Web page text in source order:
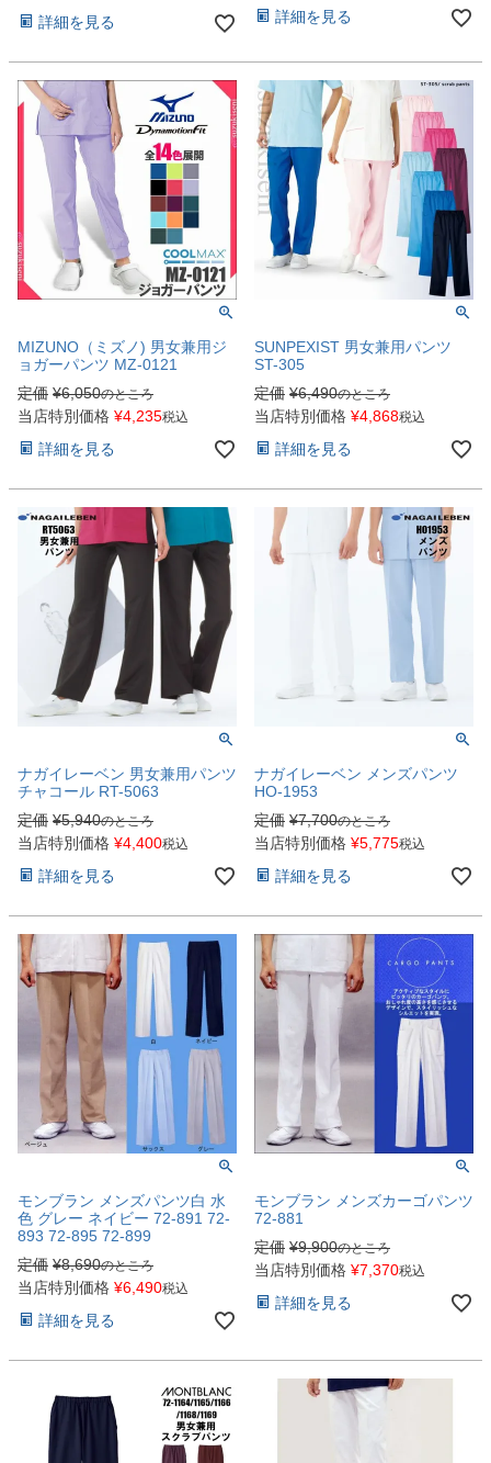
詳細を見る 詳細を見る
MIZUNO（ミズノ) 男女兼用ジ
ョガーパンツ MZ-0121
定価 ¥6,050のところ
当店特別価格 ¥4,235税込
詳細を見る
SUNPEXIST 男女兼用パンツ
ST-305
定価 ¥6,490のところ
当店特別価格 ¥4,868税込
詳細を見る
ナガイレーベン 男女兼用パンツ
チャコール RT-5063
定価 ¥5,940のところ
当店特別価格 ¥4,400税込
詳細を見る
ナガイレーベン メンズパンツ
HO-1953
定価 ¥7,700のところ
当店特別価格 ¥5,775税込
詳細を見る
モンブラン メンズパンツ白 水
色 グレー ネイビー 72-891 72-
893 72-895 72-899
定価 ¥8,690のところ
当店特別価格 ¥6,490税込
詳細を見る
モンブラン メンズカーゴパンツ
72-881
定価 ¥9,900のところ
当店特別価格 ¥7,370税込
詳細を見る